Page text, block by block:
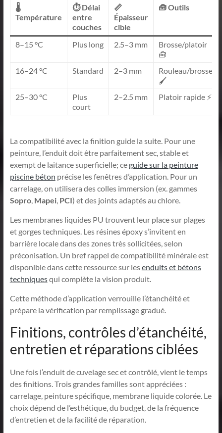
🌡️
Température
⏱️ Délai
entre
couches
📏
Épaisseur
cible
🧰 Outils
8–15 °C Plus long 2.5–3 mm
Brosse/platoir
🧰
16–24 °C
Standard 2–3 mm
Rouleau/brosse
🖌️
25–30 °C
Plus
court
2–2.5 mm Platoir rapide ⚡
La compatibilité avec la finition guide la suite. Pour une
peinture, l’enduit doit être parfaitement sec, stable et
exempt de laitance superficielle; ceguide sur la peinture
piscine béton précise les fenêtres d’application. Pour un
carrelage, on utilisera des colles immersion (ex. gammes
Sopro, Mapei, PCI) et des joints adaptés au chlore.
Les membranes liquides PU trouvent leur place sur plages
et gorges techniques. Les résines époxy s’invitent en
barrière locale dans des zones très sollicitées, selon
préconisation. Un bref rappel de compatibilité minérale est
disponible dans cette ressource sur lesenduits et bétons
techniquesqui complète la vision produit.
Cette méthode d’application verrouille l’étanchéité et
prépare la vérification par remplissage gradué.
Finitions, contrôles d’étanchéité,
entretien et réparations ciblées
Une fois l’enduit de cuvelage sec et contrôlé, vient le temps
des finitions. Trois grandes familles sont appréciées :
carrelage, peinture spécifique, membrane liquide colorée. Le
choix dépend de l’esthétique, du budget, de la fréquence
d’entretien et de la facilité de réparation.